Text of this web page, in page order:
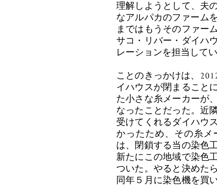
理解しようとして、夫
なアルパカのファーム
まではもうそのファー
サコ・リバー・ダイハ
レーションを担当して
ことのきっかけは、
イハウスが閉まること
た小さな糸メーカーが
なったことだった。近
受けてくれるダイハウ
かったため、その糸
は、閉鎖する当の染色
新たにこの地域で染色
ついた。やると決めた
同年５月に染色機を買